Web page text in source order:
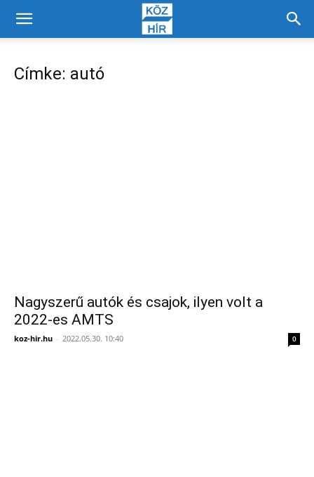
Címke: autó
Nagyszerű autók és csajok, ilyen volt a
2022-es AMTS
koz-hir.hu - 2022.05.30. 10:40 0